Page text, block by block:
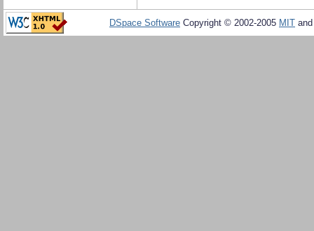
DSpace Software Copyright © 2002-2005 MIT